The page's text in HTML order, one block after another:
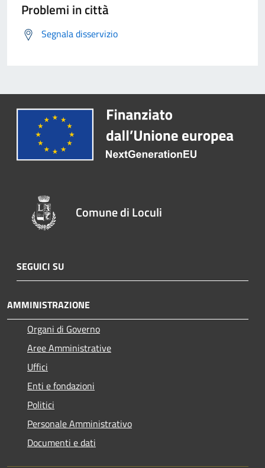
Problemi in città
Segnala disservizio
Comune di Loculi
SEGUICI SU
AMMINISTRAZIONE
Organi di Governo
Aree Amministrative
Uffici
Enti e fondazioni
Politici
Personale Amministrativo
Documenti e dati